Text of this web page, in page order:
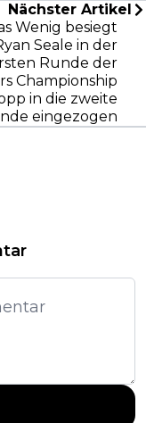
Nächster Artikel
Wenig besiegt
Seale in der
Runde der
Championship
in die zweite
eingezogen